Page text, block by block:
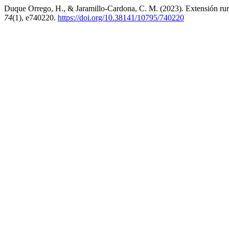
Duque Orrego, H., & Jaramillo-Cardona, C. M. (2023). Extensión
74(1), e740220. https://doi.org/10.38141/10795/740220